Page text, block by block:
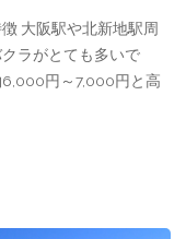
大阪駅や北新地駅周
ラがとても多いで
円～7,000円と高